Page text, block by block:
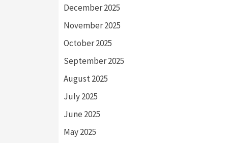
December 2025
November 2025
October 2025
September 2025
August 2025
July 2025
June 2025
May 2025